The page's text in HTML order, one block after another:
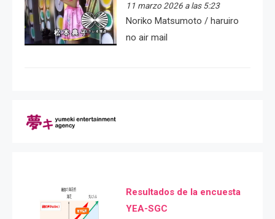
11 marzo 2026 a las 5:23
Noriko Matsumoto / haruiro
no air mail
Resultados de la encuesta
YEA-SGC